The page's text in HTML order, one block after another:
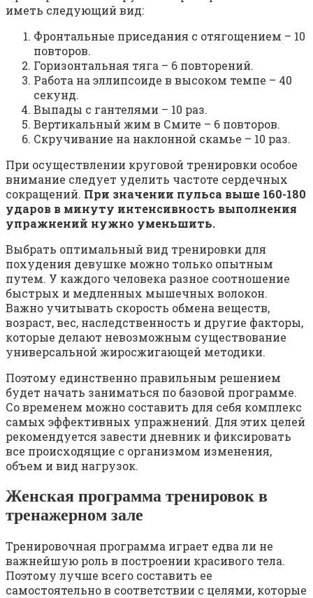
иметь следующий вид:
Фронтальные приседания с отягощением – 10
повторов.
Горизонтальная тяга – 6 повторений.
Работа на эллипсоиде в высоком темпе – 40
секунд.
Выпады с гантелями – 10 раз.
Вертикальный жим в Смите – 6 повторов.
Скручивание на наклонной скамье – 10 раз.
При осуществлении круговой тренировки особое
внимание следует уделить частоте сердечных
сокращений. При значении пульса выше 160-180
ударов в минуту интенсивность выполнения
упражнений нужно уменьшить.
Выбрать оптимальный вид тренировки для
похудения девушке можно только опытным
путем. У каждого человека разное соотношение
быстрых и медленных мышечных волокон.
Важно учитывать скорость обмена веществ,
возраст, вес, наследственность и другие факторы,
которые делают невозможным существование
универсальной жиросжигающей методики.
Поэтому единственно правильным решением
будет начать заниматься по базовой программе.
Со временем можно составить для себя комплекс
самых эффективных упражнений. Для этих целей
рекомендуется завести дневник и фиксировать
все происходящие с организмом изменения,
объем и вид нагрузок.
Женская программа тренировок в
тренажерном зале
Тренировочная программа играет едва ли не
важнейшую роль в построении красивого тела.
Поэтому лучше всего составить ее
самостоятельно в соответствии с целями, которые